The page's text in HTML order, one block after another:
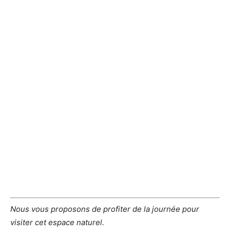
Nous vous proposons de profiter de la journée pour
visiter cet espace naturel.